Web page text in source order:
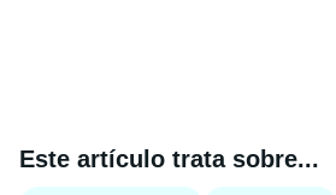
Este artículo trata sobre...